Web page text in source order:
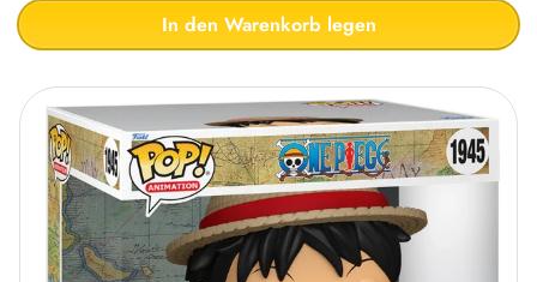
In den Warenkorb legen